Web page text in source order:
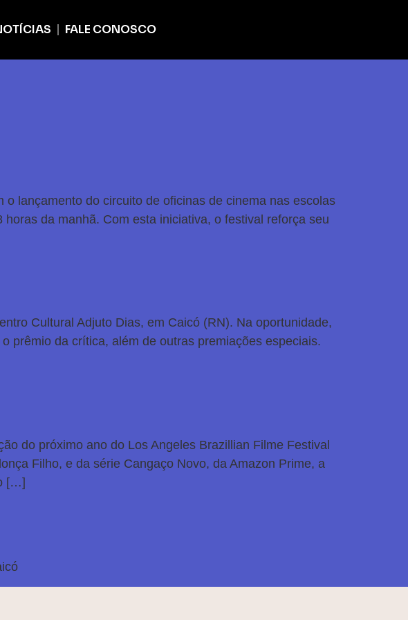
FALE CONOSCO
lançamento do circuito de oficinas de cinema nas escolas
da manhã. Com esta iniciativa, o festival reforça seu
Cultural Adjuto Dias, em Caicó (RN). Na oportunidade,
prêmio da crítica, além de outras premiações especiais.
do próximo ano do Los Angeles Brazillian Filme Festival
Filho, e da série Cangaço Novo, da Amazon Prime, a
[…]